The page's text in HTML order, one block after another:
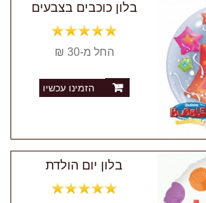
בלון כוכבים בצבעים
החל מ-30 ₪
הזמינו עכשיו
בלון יום הולדת